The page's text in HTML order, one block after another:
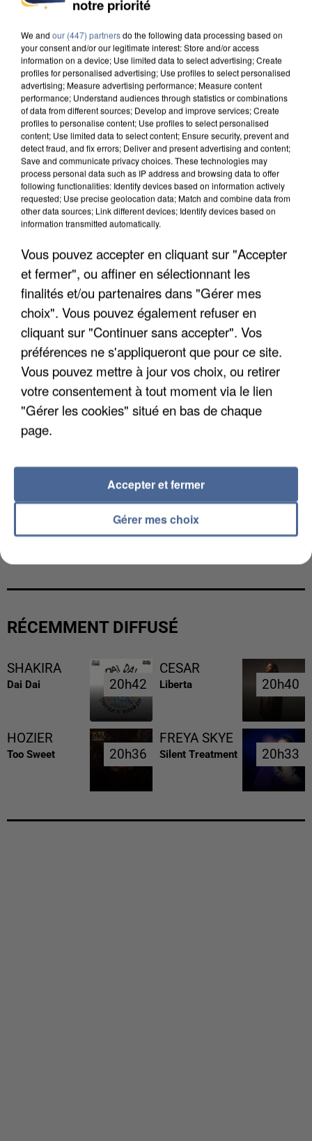
DE SOLIDARITÉ AVEC LES...
APRÈS TOUTES CES CANICULES, LES REFUGES
DE FAUNE SAUVAGE SONT...
L’UN DES FONDATEURS SUPPOSÉS DE LA DZ
RÉCEMMENT DIFFUSÉ
SHAKIRA
Dai Dai 20h42
20h42
CESAR
Liberta 20h40
20h40
HOZIER
Too Sweet 20h36
20h36
FREYA SKYE
Silent Treatment 20h33
20h33
notre priorité
We and our (447) partnersdo the following data processing based on
your consent and/or our legitimate interest: Store and/or access
information on a device; Use limited data to select advertising; Create
profiles for personalised advertising; Use profiles to select personalised
advertising; Measure advertising performance; Measure content
performance; Understand audiences through statistics or combinations
of data from different sources; Develop and improve services; Create
profiles to personalise content; Use profiles to select personalised
content; Use limited data to select content; Ensure security, prevent and
detect fraud, and fix errors; Deliver and present advertising and content;
Save and communicate privacy choices. These technologies may
process personal data such as IP address and browsing data to offer
following functionalities: Identify devices based on information actively
requested; Use precise geolocation data; Match and combine data from
other data sources; Link different devices; Identify devices based on
information transmitted automatically.
Vous pouvez accepter en cliquant sur "Accepter
et fermer", ou affiner en sélectionnant les
finalités et/ou partenaires dans "Gérer mes
choix". Vous pouvez également refuser en
cliquant sur "Continuer sans accepter". Vos
préférences ne s'appliqueront que pour ce site.
Vous pouvez mettre à jour vos choix, ou retirer
votre consentement à tout moment via le lien
"Gérer les cookies" situé en bas de chaque
page.
Gérer mes choix
Accepter et fermer